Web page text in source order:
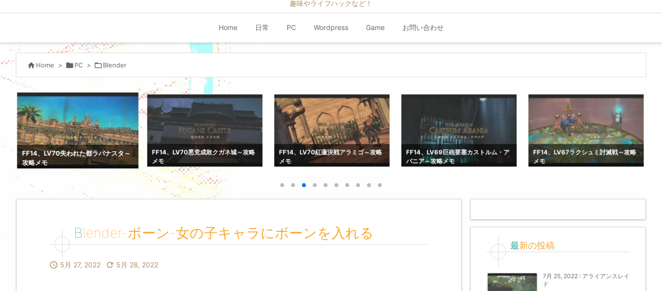
趣味やライフハックなど！
Home 日常 PC Wordpress Game お問い合わせ
 Home > PC > Blender
FF14、LV70失われた都ラバナスタ～
攻略メモ
FF14、LV70悪党成敗クガネ城～攻略
メモ
FF14、LV70紅蓮決戦アラミゴ～攻略
メモ
FF14、LV69巨砲要塞カストルム・ア
バニア～攻略メモ
FF14、LV67ラクシュミ討滅戦～攻略
メモ
Blender-ボーン-女の子キャラにボーンを入れる
 5月 27, 2022  5月 28, 2022
最新の投稿
7月 25, 2022 : アライアンスレイ
ド